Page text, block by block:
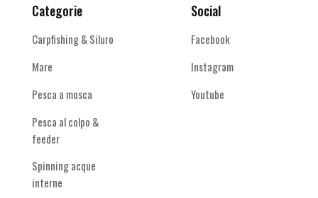
Categorie
Carpfishing & Siluro
Mare
Pesca a mosca
Pesca al colpo &
feeder
Spinning acque
interne
Social
Facebook
Instagram
Youtube